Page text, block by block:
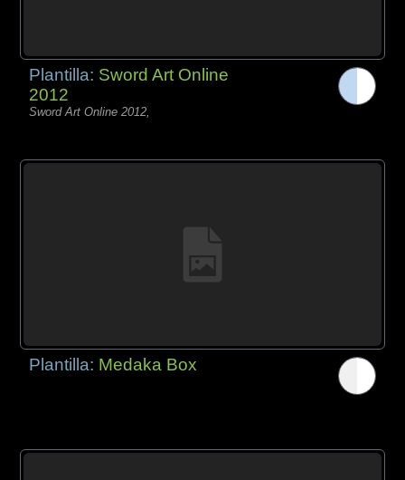
Plantilla: Sword Art Online
2012
Sword Art Online 2012,
Plantilla: Medaka Box